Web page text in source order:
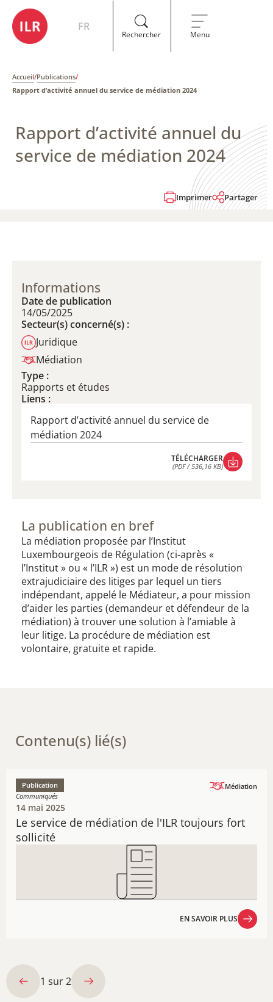
FR
Rechercher Menu
Accueil/Publications/
Rapport d’activité annuel du service de médiation 2024
Rapport d’activité annuel du
service de médiation 2024
Imprimer Partager
Informations
Date de publication
14/05/2025
Secteur(s) concerné(s) :
Juridique
Médiation
Type :
Rapports et études
Liens :
Rapport d’activité annuel du service de
médiation 2024
TÉLÉCHARGER
(PDF / 536,16 KB)
La publication en bref
La médiation proposée par l’Institut
Luxembourgeois de Régulation (ci-après «
l’Institut » ou « l’ILR ») est un mode de résolution
extrajudiciaire des litiges par lequel un tiers
indépendant, appelé le Médiateur, a pour mission
d’aider les parties (demandeur et défendeur de la
médiation) à trouver une solution à l’amiable à
leur litige. La procédure de médiation est
volontaire, gratuite et rapide.
Contenu(s) lié(s)
Le service de médiation de l'ILR toujours fort
sollicité
Publication
Communiqués
Médiation
14 mai 2025
EN SAVOIR PLUS
1 sur2